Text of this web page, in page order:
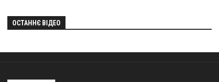
ОСТАННЄ ВІДЕО